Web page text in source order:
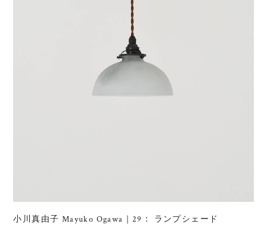
小川真由子 Mayuko Ogawa｜29： ランプシェード